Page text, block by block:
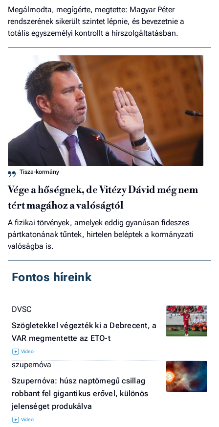
Megálmodta, megígérte, megtette: Magyar Péter
rendszerének sikerült szintet lépnie, és bevezetnie a
totális egyszemélyi kontrollt a hírszolgáltatásban.
Tisza-kormány
Vége a hőségnek, de Vitézy Dávid még nem
tért magához a valóságtól
A fizikai törvények, amelyek eddig gyanúsan fideszes
pártkatonának tűntek, hirtelen beléptek a kormányzati
valóságba is.
Fontos híreink
DVSC
Szögletekkel végezték ki a Debrecent, a
VAR megmentette az ETO-t
szupernóva
Szupernóva: húsz naptömegű csillag
robbant fel gigantikus erővel, különös
jelenséget produkálva